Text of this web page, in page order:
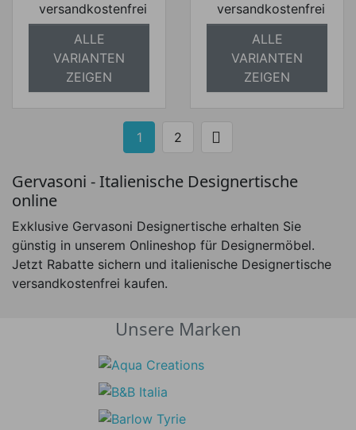
versandkostenfrei
ALLE
VARIANTEN
ZEIGEN
versandkostenfrei
ALLE
VARIANTEN
ZEIGEN
1 2 Weiter

Gervasoni - Italienische Designertische
online
Exklusive Gervasoni Designertische erhalten Sie
günstig in unserem Onlineshop für Designermöbel.
Jetzt Rabatte sichern und italienische Designertische
versandkostenfrei kaufen.
Unsere Marken